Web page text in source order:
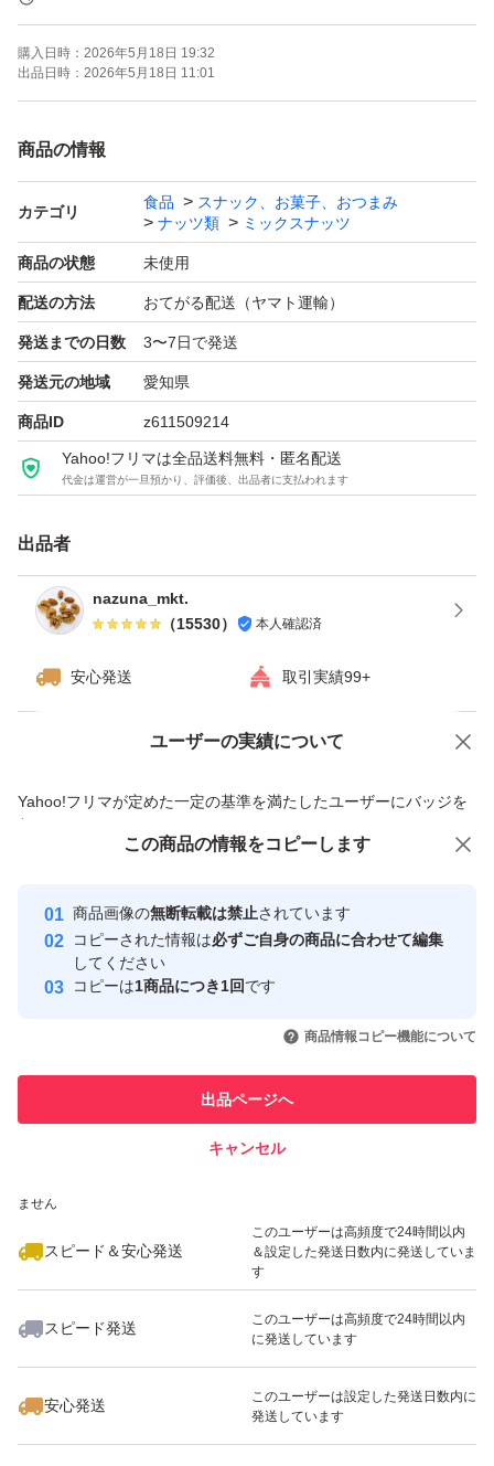
《賞味期限》
ご注文より約120日
(画像の賞味期限はサンプルになります。ご注文を受けて
《コメント》
小魚アーモンドなどに使われている、アーモンドを細くカ
ットしたアーモンドスリーバードのB品になります。
皮無し素焼きアーモンドです^ ^
カットが細かすぎるものがB品になります。
粉もかなりまざります。
商品のサイズについては2枚目の画像をご確認下さい。
かなり細かいです。ご了承の上ご購入ください。
またサラダなどの料理のトッピングとしていかがですか？
★全てご注文いただいてから袋詰いたしますので、新鮮な
★チャック付き袋でのお届けですので、保存にも便利！
★ドライフルーツとナッツのミックスは発送日の袋詰めで
もナッツがしけてしまう可能性がございます。ご理解・ご
購入日時： 2026年5月18日 19:32
出品日時： 2026年5月18日 11:01
商品の情報
カテゴリ
食品
スナック、お菓子、おつまみ
ナッツ類
ミックスナッツ
商品の状態 未使用
配送の方法 おてがる配送（ヤマト運輸）
発送までの日数 3〜7日で発送
発送元の地域 愛知県
商品ID z611509214
Yahoo!フリマは全品送料無料・匿名配送
代金は運営が一旦預かり、評価後、出品者に支払われます
出品者
nazuna_mkt.
（15530） 本人確認済
安心発送 取引実績99+
ユーザーの実績について
Yahoo!フリマが定めた一定の基準を満たしたユーザーにバッジを
付与しています
安心取引出品者
心・安全なユーザーです
取引実績
引を完了させた実績があります
での取引実績があります
ません
スピード＆安心発送
このユーザーは高頻度で24時間以内
＆設定した発送日数内に発送していま
す
スピード発送
このユーザーは高頻度で24時間以内
に発送しています
安心発送
このユーザーは設定した発送日数内に
発送しています
価格の相談 商品への質問
この商品の情報をコピーします
商品画像の無断転載は禁止されています
コピーされた情報は必ずご自身の商品に合わせて編集
してください
コピーは1商品につき1回です
商品情報コピー機能について
出品ページへ
キャンセル
この商品をみている人にオススメ
いいね！
1,100